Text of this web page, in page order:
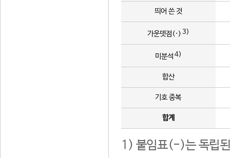
띄어 쓴 것
가운뎃점(·) 3)
미분석 4)
합산
기호 중복
합계
1) 붙임표(-)는 독립된